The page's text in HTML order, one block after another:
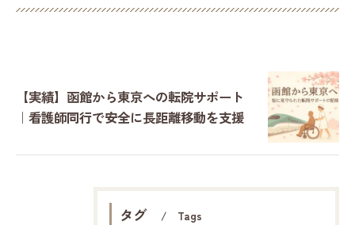
【実績】函館から東京への転院サポート
｜看護師同行で安全に長距離移動を支援
タグ Tags